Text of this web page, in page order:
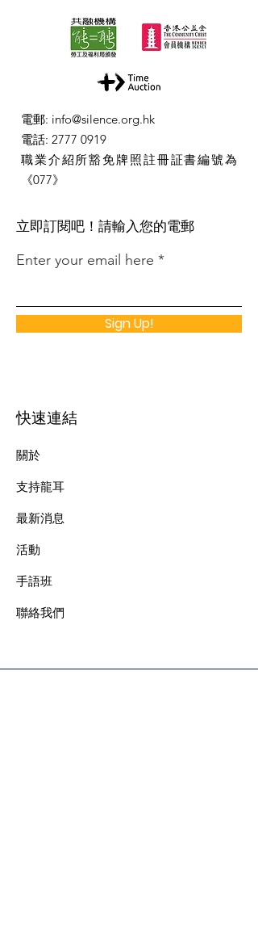
電郵: info@silence.org.hk
電話: 2777 0919
職業介紹所豁免牌照註冊証書編號為
《077》
​立即訂閱吧！請輸入您的電郵
Enter your email here
Sign Up!
快速連結
關於
支持龍耳
最新消息
​活動
手語班
​聯絡我們